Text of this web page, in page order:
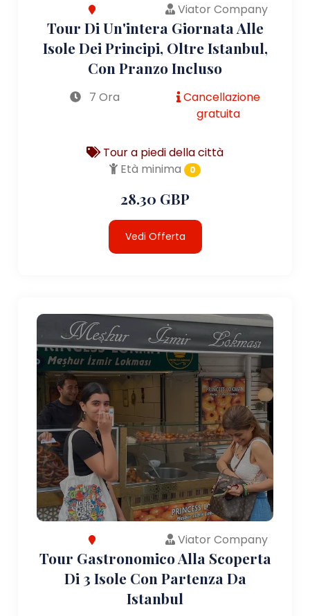
Viator Company
Tour Di Un'intera Giornata Alle
Isole Dei Principi, Oltre Istanbul,
Con Pranzo Incluso
7 Ora
Cancellazione
gratuita
Tour a piedi della città
Età minima
0
28.30 GBP
Vedi Offerta
Viator Company
Tour Gastronomico Alla Scoperta
Di 3 Isole Con Partenza Da
Istanbul